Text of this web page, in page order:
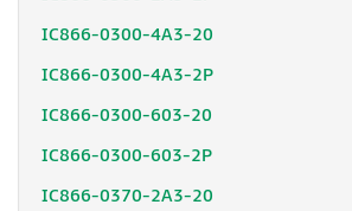
IC866-0300-4A3-20
IC866-0300-4A3-2P
IC866-0300-603-20
IC866-0300-603-2P
IC866-0370-2A3-20